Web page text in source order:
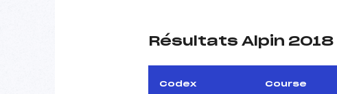
Résultats Alpin 2018
Codex Course